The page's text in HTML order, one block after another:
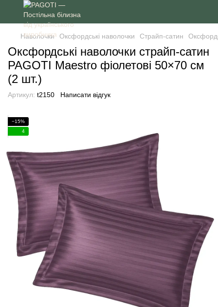
Наволочки Оксфордські наволочки Cтрайп-сатин
Оксфордські наволочки страйп-сатин
PAGOTI Maestro фіолетові 50×70 см
(2 шт.)
Артикул: t2150 Написати відгук
−15%
4